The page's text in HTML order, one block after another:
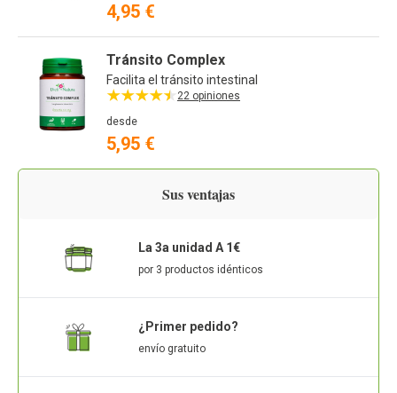
4,95 €
Tránsito Complex
Facilita el tránsito intestinal
22 opiniones
desde
5,95 €
Sus ventajas
La 3a unidad A 1€
por 3 productos idénticos
¿Primer pedido?
envío gratuito